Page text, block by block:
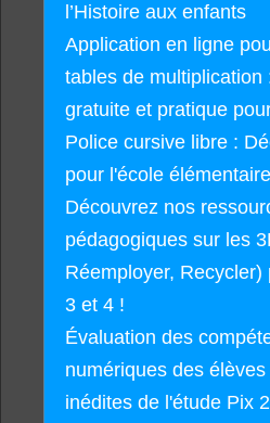
l’Histoire aux enfants
Application en ligne
tables de multiplication
gratuite et pratique
Police cursive libre :
pour l'école élémentaire
Découvrez nos
pédagogiques sur les
Réemployer, Recycler)
3 et 4 !
Évaluation des
numériques des
inédites de l'étude Pix